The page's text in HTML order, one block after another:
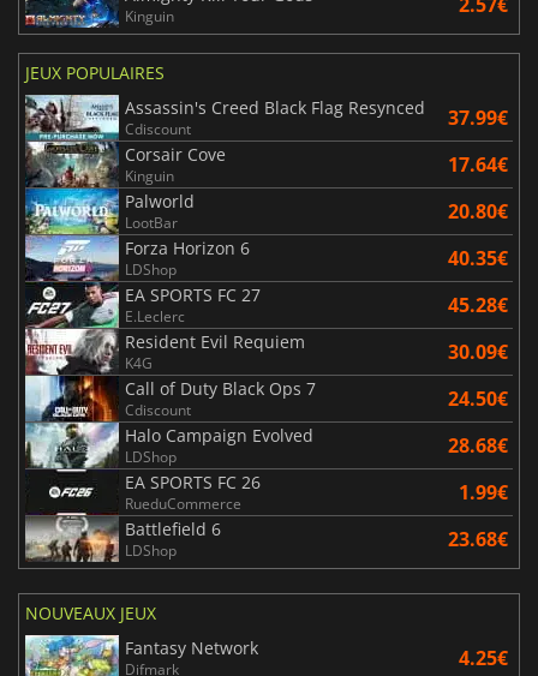
Kinguin
JEUX POPULAIRES
Assassin's Creed Black Flag Resynced
Cdiscount 37.99€
Corsair Cove
Kinguin 17.64€
Palworld
LootBar 20.80€
Forza Horizon 6
LDShop 40.35€
EA SPORTS FC 27
E.Leclerc 45.28€
Resident Evil Requiem
K4G 30.09€
Call of Duty Black Ops 7
Cdiscount 24.50€
Halo Campaign Evolved
LDShop 28.68€
EA SPORTS FC 26
RueduCommerce 1.99€
Battlefield 6
LDShop 23.68€
NOUVEAUX JEUX
Fantasy Network
Difmark 4.25€